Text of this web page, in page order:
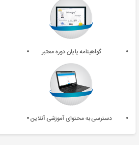
گواهینامه پایان دوره معتبر
دسترسی به محتوای آموزشی آنلاین